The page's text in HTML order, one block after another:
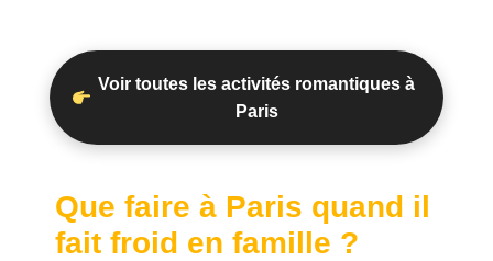
Voir toutes les activités romantiques à
Paris
Que faire à Paris quand il
fait froid en famille ?